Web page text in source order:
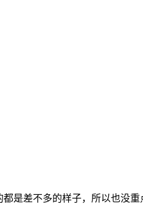
是差不多的样子，所以也没